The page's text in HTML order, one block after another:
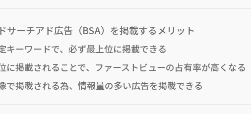
ーチアド広告（BSA）を掲載するメリット
ーワードで、必ず最上位に掲載できる
掲載されることで、ファーストビューの占有率が高くなる
掲載される為、情報量の多い広告を掲載できる